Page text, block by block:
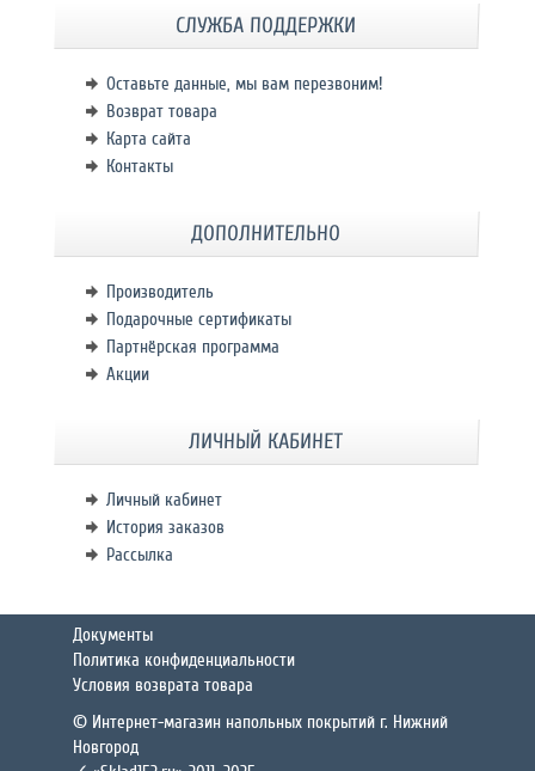
СЛУЖБА ПОДДЕРЖКИ
Оставьте данные, мы вам перезвоним!
Возврат товара
Карта сайта
Контакты
ДОПОЛНИТЕЛЬНО
Производитель
Подарочные сертификаты
Партнёрская программа
Акции
ЛИЧНЫЙ КАБИНЕТ
Личный кабинет
История заказов
Рассылка
Документы
Политика конфиденциальности
Условия возврата товара
© Интернет-магазин напольных покрытий г. Нижний
Новгород